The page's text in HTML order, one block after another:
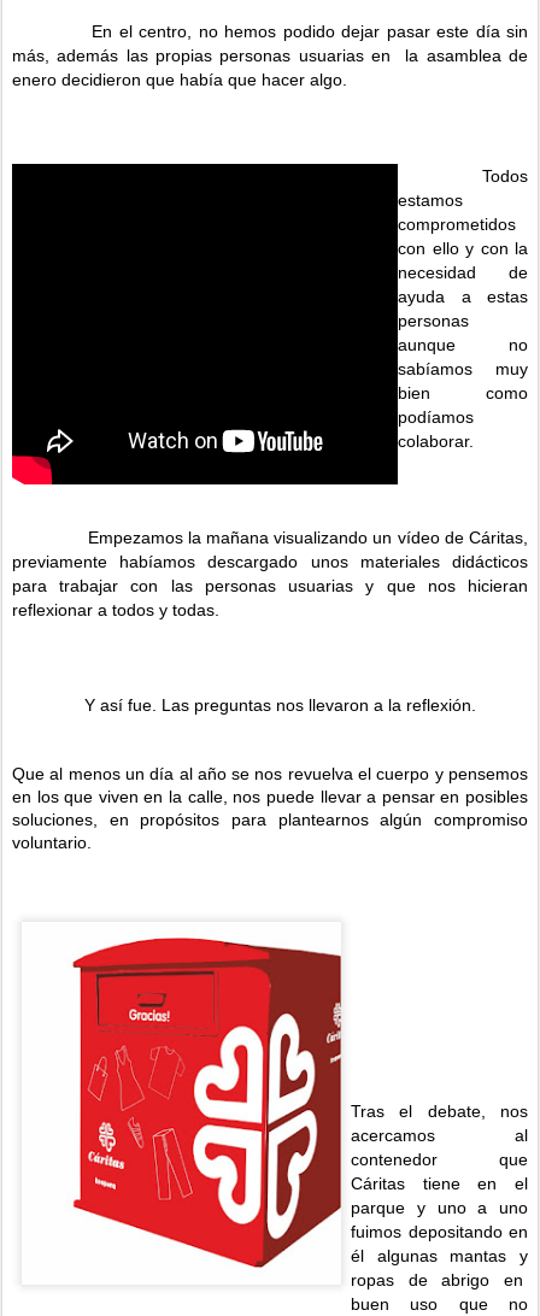
En el centro, no hemos podido dejar pasar este día sin
más, además las propias personas usuarias en la asamblea de
enero decidieron que había que hacer algo.
Todos
estamos
comprometidos
con ello y con la
necesidad de
ayuda a estas
personas
aunque no
sabíamos muy
bien como
podíamos
colaborar.
Empezamos la mañana visualizando un vídeo de Cáritas,
previamente habíamos descargado unos materiales didácticos
para trabajar con las personas usuarias y que nos hicieran
reflexionar a todos y todas.
Y así fue. Las preguntas nos llevaron a la reflexión.
Que al menos un día al año se nos revuelva el cuerpo y pensemos
en los que viven en la calle, nos puede llevar a pensar en posibles
soluciones, en propósitos para plantearnos algún compromiso
voluntario.
Tras el debate, nos
acercamos al
contenedor que
Cáritas tiene en el
parque y uno a uno
fuimos depositando en
él algunas mantas y
ropas de abrigo en
buen uso que no